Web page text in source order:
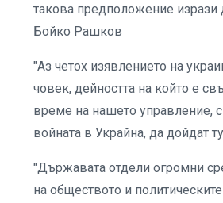
такова предположение
Бойко Рашков
"Аз четох изявлението на
човек, дейността на който е
време на нашето управление,
войната в Украйна, да дойдат
"Държавата отдели огромни
на обществото и